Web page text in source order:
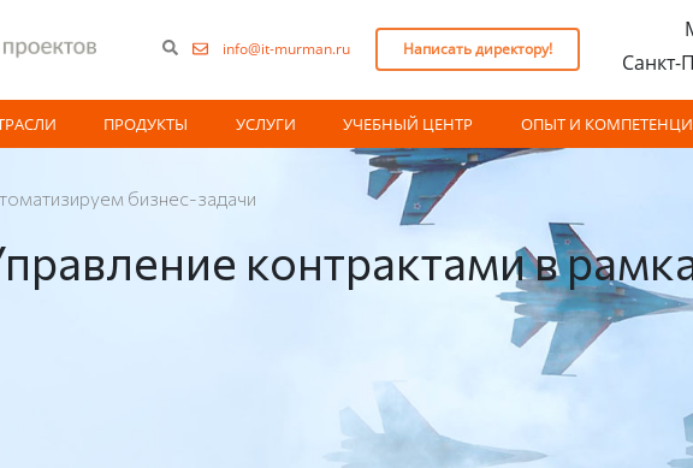
info@it-murman.ru Написать директору!
Санкт-
ПРОДУКТЫ УСЛУГИ УЧЕБНЫЙ ЦЕНТР ОПЫТ И
бизнес-задачи
контрактами в